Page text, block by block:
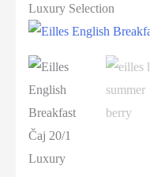
Luxury Selection